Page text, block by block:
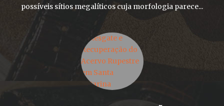
possíveis sítios megalíticos cuja morfologia parece...